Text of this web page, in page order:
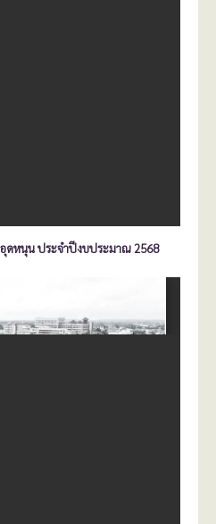
ดหนุน ประจำปีงบประมาณ 2568